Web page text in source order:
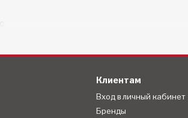
Клиентам
Вход в личный кабинет
Бренды